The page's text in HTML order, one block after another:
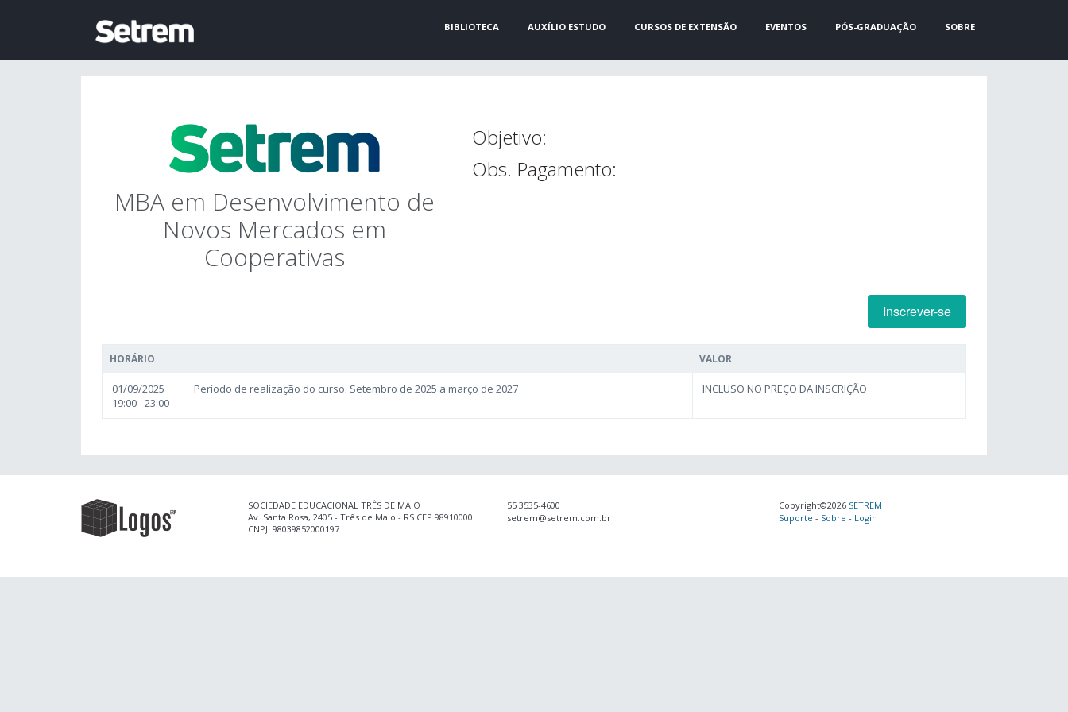
BIBLIOTECA AUXÍLIO ESTUDO CURSOS DE EXTENSÃO EVENTOS PÓS-GRADUAÇÃO SOBRE
MBA em Desenvolvimento de
Novos Mercados em
Cooperativas
Objetivo:
Obs. Pagamento:
Inscrever-se
HORÁRIO VALOR
01/09/2025
19:00 - 23:00
Período de realização do curso: Setembro de 2025 a março de 2027 INCLUSO NO PREÇO DA INSCRIÇÃO
SOCIEDADE EDUCACIONAL TRÊS DE MAIO
Av. Santa Rosa, 2405 - Três de Maio - RS CEP 98910000
CNPJ: 98039852000197
55 3535-4600
setrem@setrem.com.br
Copyright©2026 SETREM
Suporte - Sobre - Login